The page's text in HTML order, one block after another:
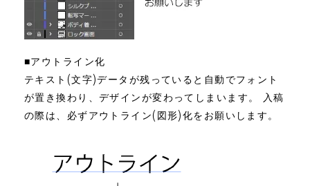
■アウトライン化
テキスト(文字)データが残っていると自動でフォント
が置き換わり、デザインが変わってしまいます。 入稿
の際は、必ずアウトライン(図形)化をお願いします。